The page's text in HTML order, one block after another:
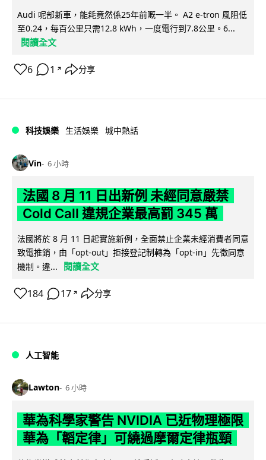
Audi 呢部新車，能耗竟然係25年前嘅一半。 A2 e-tron 風阻低
至0.24，每百公里只需12.8 kWh，一度電行到7.8公里。6...
閱讀全文
6 1 ↗ 分享
科技娛樂 生活娛樂 城中熱話
Vin 6 小時
法國 8 月 11 日出新例 未經同意嚴禁
Cold Call 違規企業最高罰 345 萬
法國將於 8 月 11 日起實施新例，全面禁止企業未經消費者同意
致電推銷，由「opt-out」拒接登記制轉為「opt-in」先徵同意
機制。違...
閱讀全文
184 17 ↗ 分享
人工智能
Lawton 6 小時
華為科學家警告 NVIDIA 已近物理極限
華為「韜定律」可繞過摩爾定律瓶頸